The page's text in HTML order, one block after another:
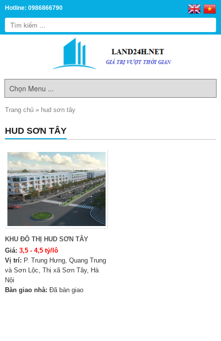
Hotline: 0986866790
Trang chủ » hud sơn tây
HUD SƠN TÂY
KHU ĐÔ THỊ HUD SƠN TÂY
Giá: 3,5 - 4,5 tỷ/lô
Vị trí: P. Trung Hưng, Quang Trung
và Sơn Lộc, Thị xã Sơn Tây, Hà
Nội
Bàn giao nhà: Đã bàn giao